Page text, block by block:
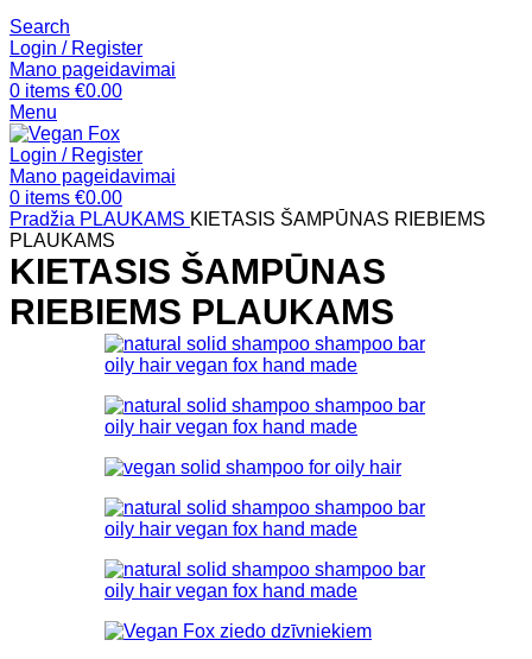
Search
Login / Register
Mano pageidavimai
0 items €0.00
Menu
Login / Register
Mano pageidavimai
0 items €0.00
Pradžia PLAUKAMS KIETASIS ŠAMPŪNAS RIEBIEMS
PLAUKAMS
KIETASIS ŠAMPŪNAS
RIEBIEMS PLAUKAMS